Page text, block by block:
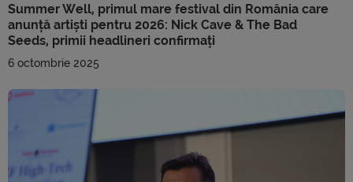
Summer Well, primul mare festival din România care
anunță artiști pentru 2026: Nick Cave & The Bad
Seeds, primii headlineri confirmați
6 octombrie 2025